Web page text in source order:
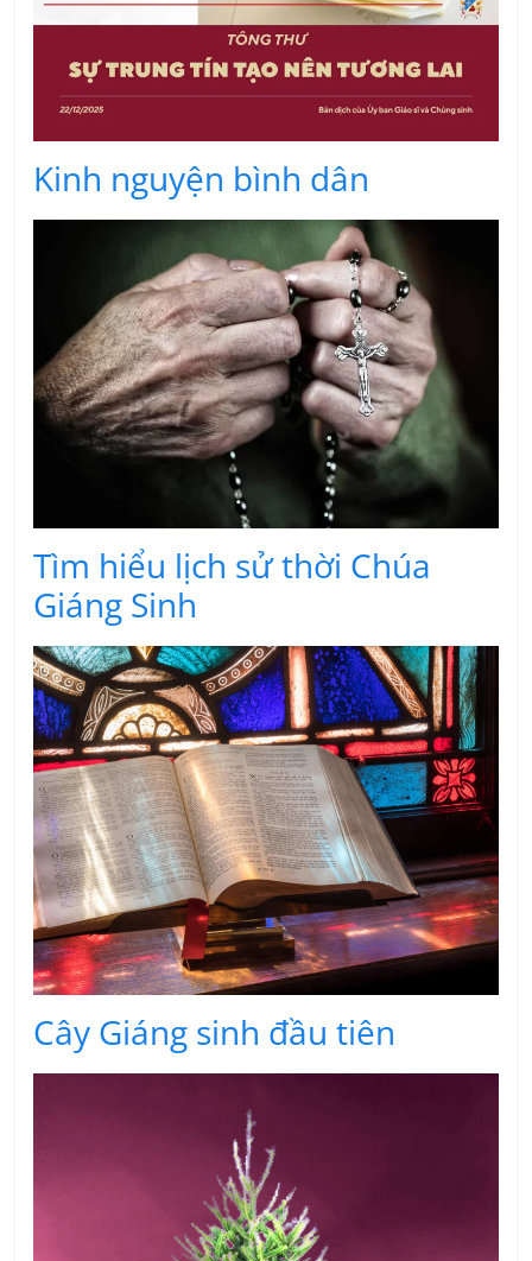
Kinh nguyện bình dân
Tìm hiểu lịch sử thời Chúa
Giáng Sinh
Cây Giáng sinh đầu tiên